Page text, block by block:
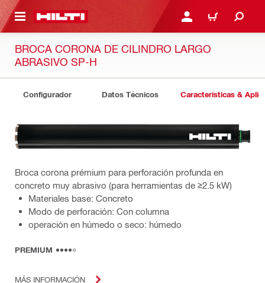
PRINCIPAL INICIE SESIÓN O
CARRITO
BROCA CORONA DE CILINDRO LARGO
ABRASIVO SP-H
Configurador Datos Técnicos Características &
Broca corona prémium para perforación profunda en
concreto muy abrasivo (para herramientas de ≥2.5 kW)
Materiales base: Concreto
Modo de perforación: Con columna
operación en húmedo o seco: húmedo
PREMIUM
MÁS INFORMACIÓN